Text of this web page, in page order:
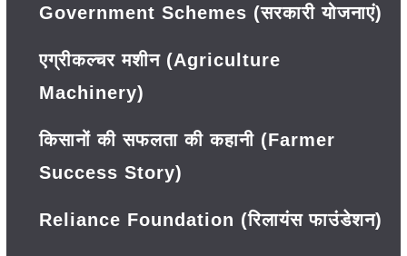
Government Schemes (सरकारी योजनाएं)
एग्रीकल्चर मशीन (Agriculture
Machinery)
किसानों की सफलता की कहानी (Farmer
Success Story)
Reliance Foundation (रिलायंस फाउंडेशन)